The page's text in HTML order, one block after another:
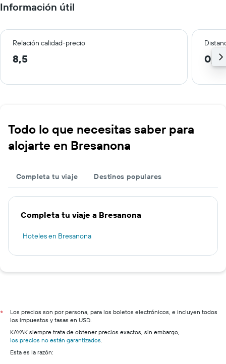
Información útil
Relación calidad-precio
8,5 0,2
Todo lo que necesitas saber para
alojarte en Bresanona
Completa tu viaje Destinos populares
Completa tu viaje a Bresanona
Hoteles en Bresanona
*
Los precios son por persona, para los boletos electrónicos, e incluyen todos
los impuestos y tasas en USD.
KAYAK siempre trata de obtener precios exactos, sin embargo,
los precios no están garantizados.
Esta es la razón: